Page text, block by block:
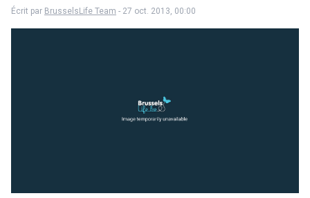
Écrit par BrusselsLife Team - 27 oct. 2013, 00:00